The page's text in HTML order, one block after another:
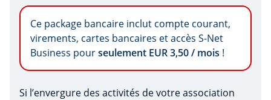
Ce package bancaire inclut compte courant,
virements, cartes bancaires et accès S-Net
Business pourseulement EUR 3,50 / mois !
Si l’envergure des activités de votre association